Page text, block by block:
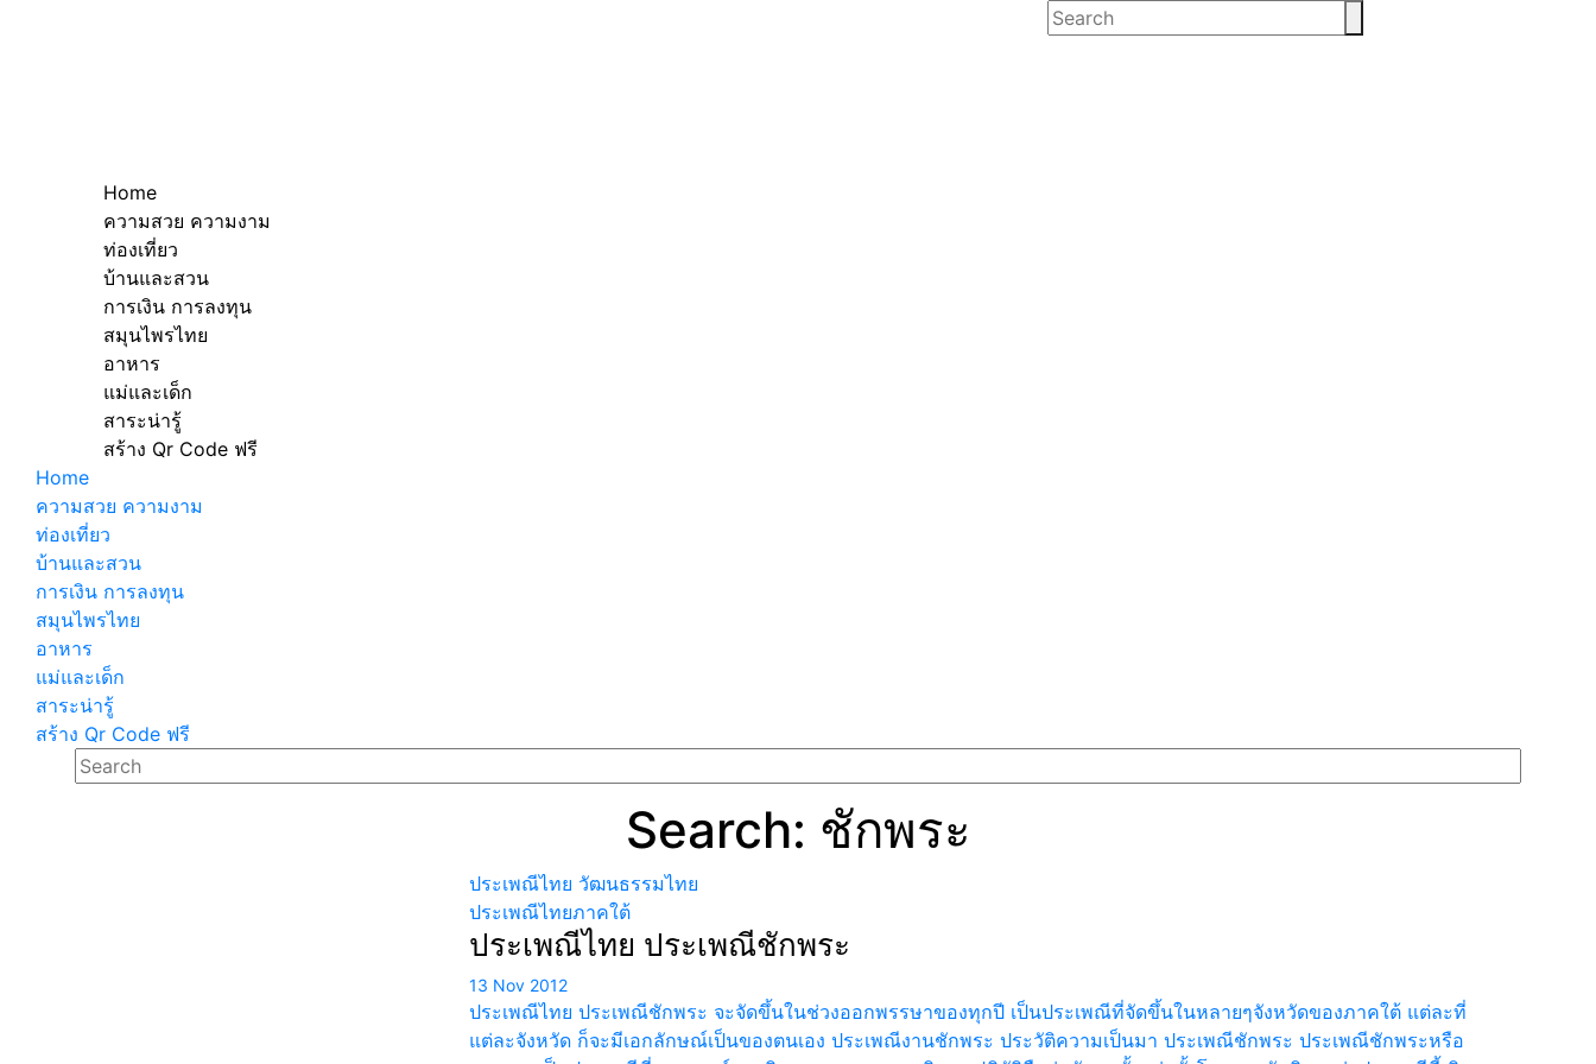
Home
ความสวย ความงาม
ท่องเที่ยว
บ้านและสวน
การเงิน การลงทุน
สมุนไพรไทย
อาหาร
แม่และเด็ก
สาระน่ารู้
สร้าง Qr Code ฟรี
Home
ความสวย ความงาม
ท่องเที่ยว
บ้านและสวน
การเงิน การลงทุน
สมุนไพรไทย
อาหาร
แม่และเด็ก
สาระน่ารู้
สร้าง Qr Code ฟรี
Search: ชักพระ
ประเพณีไทย วัฒนธรรมไทย
ประเพณีไทยภาคใต้
ประเพณีไทย ประเพณีชักพระ
13 Nov 2012
ประเพณีไทย ประเพณีชักพระ จะจัดขึ้นในช่วงออกพรรษาของทุกปี เป็นประเพณีที่จัดขึ้นในหลายๆจังหวัดของภาคใต้ แต่ละที่
แต่ละจังหวัด ก็จะมีเอกลักษณ์เป็นของตนเอง ประเพณีงานชักพระ ประวัติความเป็นมา ประเพณีชักพระ ประเพณีชักพระหรือ